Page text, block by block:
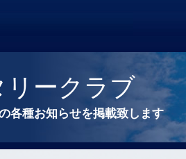
リークラブ
各種お知らせを掲載致します